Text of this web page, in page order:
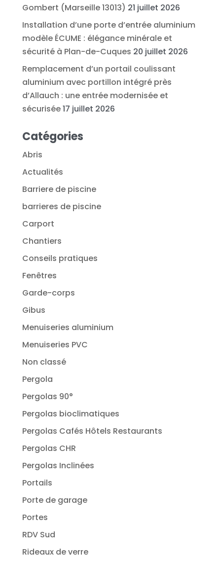
Gombert (Marseille 13013) 21 juillet 2026
Installation d’une porte d’entrée aluminium
modèle ÉCUME : élégance minérale et
sécurité à Plan-de-Cuques 20 juillet 2026
Remplacement d’un portail coulissant
aluminium avec portillon intégré près
d’Allauch : une entrée modernisée et
sécurisée17 juillet 2026
Catégories
Abris
Actualités
Barriere de piscine
barrieres de piscine
Carport
Chantiers
Conseils pratiques
Fenêtres
Garde-corps
Gibus
Menuiseries aluminium
Menuiseries PVC
Non classé
Pergola
Pergolas 90°
Pergolas bioclimatiques
Pergolas Cafés Hôtels Restaurants
Pergolas CHR
Pergolas Inclinées
Portails
Porte de garage
Portes
RDV Sud
Rideaux de verre